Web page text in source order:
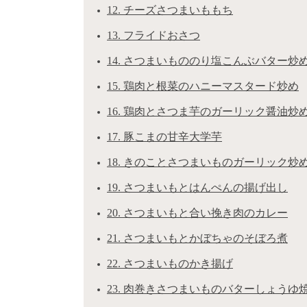
12. チーズさつまいももち
13. フライドおさつ
14. さつまいもののり塩こんぶバター炒
15. 鶏肉と根菜のハニーマスタード炒め
16. 鶏肉とさつま芋のガーリック醤油炒
17. 豚こまの甘辛大学芋
18. きのことさつまいものガーリック炒
19. さつまいもとはんぺんの揚げ出し
20. さつまいもと合い挽き肉のカレー
21. さつまいもとかぼちゃのそぼろ煮
22. さつまいものかき揚げ
23. 肉巻きさつまいものバターしょうゆ